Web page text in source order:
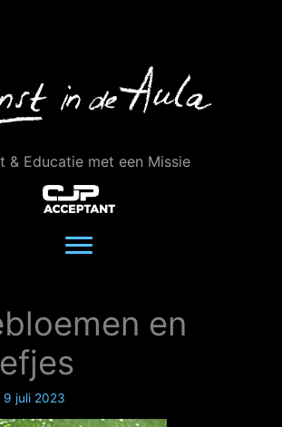
& Educatie met een Missie
en
9 juli 2023